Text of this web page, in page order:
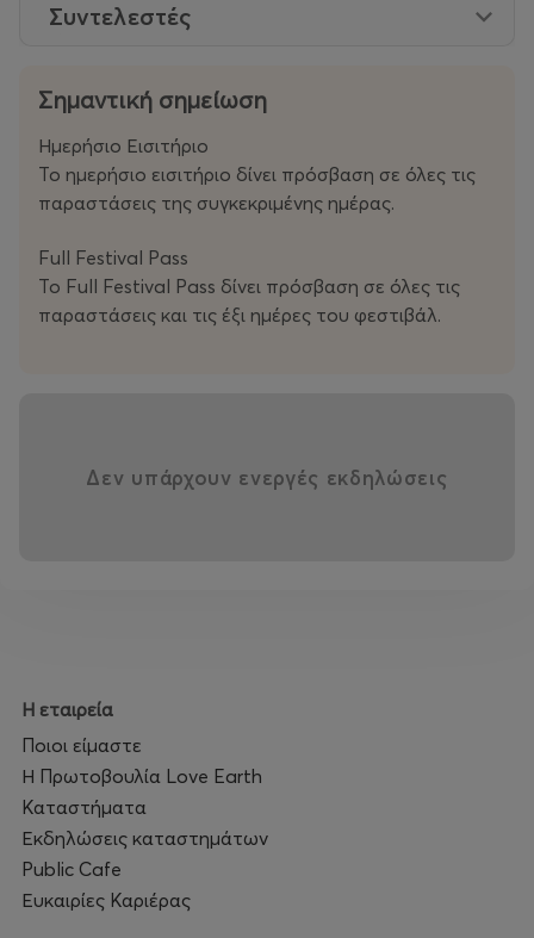
Συντελεστές
Σημαντική σημείωση
Ημερήσιο Εισιτήριο
Το ημερήσιο εισιτήριο δίνει πρόσβαση σε όλες τις
παραστάσεις της συγκεκριμένης ημέρας.
Full Festival Pass
Το Full Festival Pass δίνει πρόσβαση σε όλες τις
παραστάσεις και τις έξι ημέρες του φεστιβάλ.
Δεν υπάρχουν ενεργές εκδηλώσεις
Η εταιρεία
Ποιοι είμαστε
Η Πρωτοβουλία Love Earth
Καταστήματα
Εκδηλώσεις καταστημάτων
Public Cafe
Ευκαιρίες Καριέρας